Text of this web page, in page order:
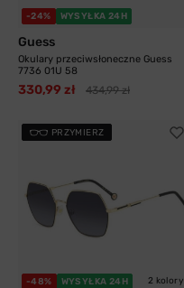
-24% WYSYŁKA 24H
Guess
Okulary przeciwsłoneczne Guess
7736 01U 58
330,99 zł 434,99 zł
PRZYMIERZ
-48% WYSYŁKA 24H 2 kolory